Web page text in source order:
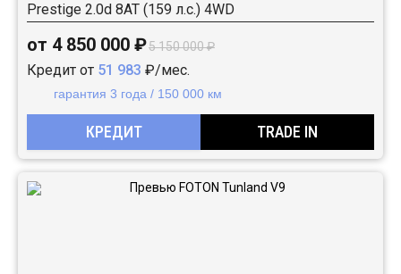
Prestige 2.0d 8AT (159 л.с.) 4WD
от 4 850 000 ₽5 150 000 ₽
Кредит от 51 983 ₽/мес.
гарантия 3 года / 150 000 км
КРЕДИТ TRADE IN